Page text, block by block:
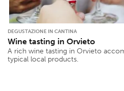
DEGUSTAZIONE IN CANTINA
Wine tasting in Orvieto
A rich wine tasting in Orvieto
typical local products.